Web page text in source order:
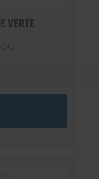
VERTE